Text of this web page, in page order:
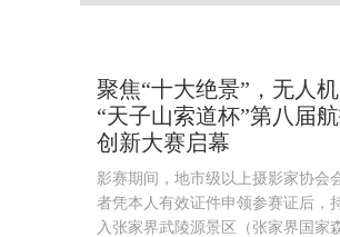
聚焦“十大绝景”，无人
“天子山索道杯”第八届
创新大赛启幕
影赛期间，地市级以上摄影家协会
者凭本人有效证件申领参赛证后，
入张家界武陵源景区（张家界国家